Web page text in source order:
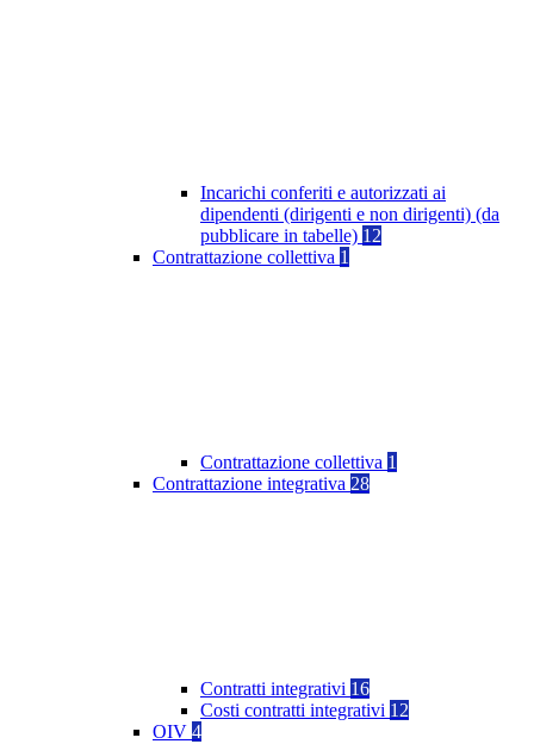
Incarichi conferiti e autorizzati ai
dipendenti (dirigenti e non dirigenti) (da
pubblicare in tabelle) 12
Contrattazione collettiva 1
Contrattazione collettiva 1
Contrattazione integrativa 28
Contratti integrativi 16
Costi contratti integrativi 12
OIV 4